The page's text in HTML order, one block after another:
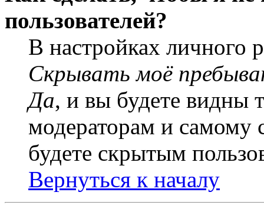
пользователей?
В настройках личного
Скрывать моё
Да, и вы будете видны
модераторам и самому
будете скрытым
Вернуться к началу